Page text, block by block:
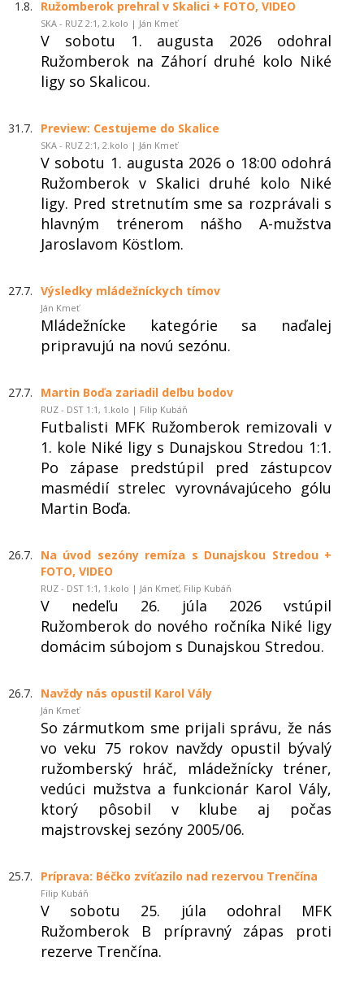
1.8. Ružomberok prehral v Skalici + FOTO, VIDEO
SKA - RUZ 2:1, 2.kolo | Ján Kmeť
V sobotu 1. augusta 2026 odohral
Ružomberok na Záhorí druhé kolo Niké
ligy so Skalicou.
31.7. Preview: Cestujeme do Skalice
SKA - RUZ 2:1, 2.kolo | Ján Kmeť
V sobotu 1. augusta 2026 o 18:00 odohrá
Ružomberok v Skalici druhé kolo Niké
ligy. Pred stretnutím sme sa rozprávali s
hlavným trénerom nášho A-mužstva
Jaroslavom Köstlom.
27.7. Výsledky mládežníckych tímov
Ján Kmeť
Mládežnícke kategórie sa naďalej
pripravujú na novú sezónu.
27.7. Martin Boďa zariadil deľbu bodov
RUZ - DST 1:1, 1.kolo | Filip Kubáň
Futbalisti MFK Ružomberok remizovali v
1. kole Niké ligy s Dunajskou Stredou 1:1.
Po zápase predstúpil pred zástupcov
masmédií strelec vyrovnávajúceho gólu
Martin Boďa.
26.7.
Na úvod sezóny remíza s Dunajskou Stredou +
FOTO, VIDEO
RUZ - DST 1:1, 1.kolo | Ján Kmeť, Filip Kubáň
V nedeľu 26. júla 2026 vstúpil
Ružomberok do nového ročníka Niké ligy
domácim súbojom s Dunajskou Stredou.
26.7. Navždy nás opustil Karol Vály
Ján Kmeť
So zármutkom sme prijali správu, že nás
vo veku 75 rokov navždy opustil bývalý
ružomberský hráč, mládežnícky tréner,
vedúci mužstva a funkcionár Karol Vály,
ktorý pôsobil v klube aj počas
majstrovskej sezóny 2005/06.
25.7. Príprava: Béčko zvíťazilo nad rezervou Trenčína
Filip Kubáň
V sobotu 25. júla odohral MFK
Ružomberok B prípravný zápas proti
rezerve Trenčína.